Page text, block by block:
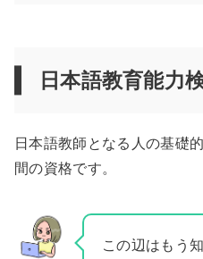
日本語教育能力
日本語教師となる人の基礎
間の資格です。
この辺はもう